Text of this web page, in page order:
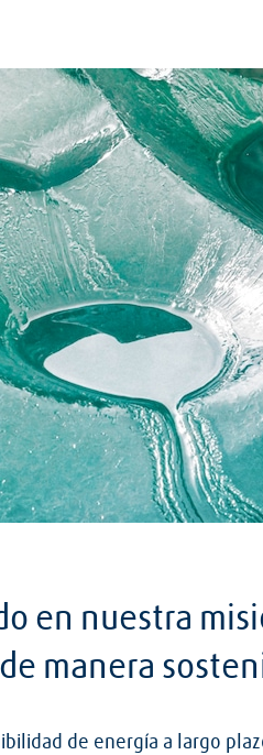
en nuestra
manera
de energía a largo